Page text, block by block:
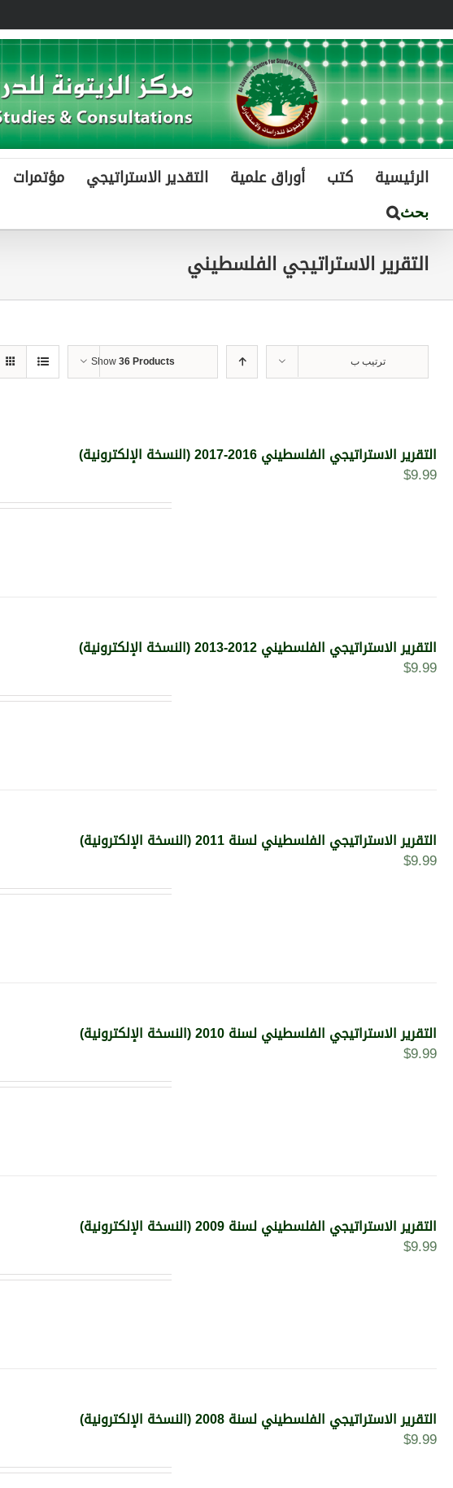
to
content
الرئيسية كتب أوراق علمية التقدير الاستراتيجي مؤتمرات
التقرير الاستراتيجي الفلسطيني
ترتيب ب Show 36 Products
التقرير الاستراتيجي الفلسطيني 2016-2017 (النسخة الإلكترونية)
$9.99
التقرير الاستراتيجي الفلسطيني 2012-2013 (النسخة الإلكترونية)
$9.99
التقرير الاستراتيجي الفلسطيني لسنة 2011 (النسخة الإلكترونية)
$9.99
التقرير الاستراتيجي الفلسطيني لسنة 2010 (النسخة الإلكترونية)
$9.99
التقرير الاستراتيجي الفلسطيني لسنة 2009 (النسخة الإلكترونية)
$9.99
التقرير الاستراتيجي الفلسطيني لسنة 2008 (النسخة الإلكترونية)
$9.99